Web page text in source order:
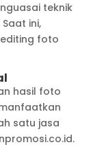
teknik
ini,
foto
hasil foto
satu jasa